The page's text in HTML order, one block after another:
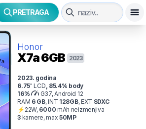
PRETRAGA
Honor
X7a6GB 2023
2023. godina
6.75" LCD 85.4% body
16%
G37, Android 12
RAM 6GB,INT 128GB,EXT SDXC
⚡ 22W, 6000 mAh neizmenjiva
3 kamere, max 50MP